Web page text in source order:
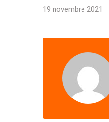
19 novembre 2021